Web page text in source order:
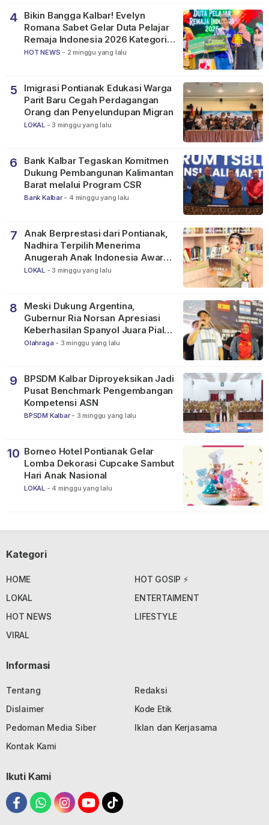
4
Bikin Bangga Kalbar! Evelyn
Romana Sabet Gelar Duta Pelajar
Remaja Indonesia 2026 Kategori
SMP
HOT NEWS - 2 minggu yang lalu
5
Imigrasi Pontianak Edukasi Warga
Parit Baru Cegah Perdagangan
Orang dan Penyelundupan Migran
LOKAL - 3 minggu yang lalu
6
Bank Kalbar Tegaskan Komitmen
Dukung Pembangunan Kalimantan
Barat melalui Program CSR
Bank Kalbar - 4 minggu yang lalu
7
Anak Berprestasi dari Pontianak,
Nadhira Terpilih Menerima
Anugerah Anak Indonesia Awards
2026
LOKAL - 3 minggu yang lalu
8
Meski Dukung Argentina,
Gubernur Ria Norsan Apresiasi
Keberhasilan Spanyol Juara Piala
Dunia FIFA 2026
Olahraga - 3 minggu yang lalu
9
BPSDM Kalbar Diproyeksikan Jadi
Pusat Benchmark Pengembangan
Kompetensi ASN
BPSDM Kalbar - 3 minggu yang lalu
10 Borneo Hotel Pontianak Gelar
Lomba Dekorasi Cupcake Sambut
Hari Anak Nasional
LOKAL - 4 minggu yang lalu
Kategori
HOME
HOT GOSIP ⚡
LOKAL
ENTERTAIMENT
HOT NEWS
LIFESTYLE
VIRAL
Informasi
Tentang
Redaksi
Dislaimer
Kode Etik
Pedoman Media Siber
Iklan dan Kerjasama
Kontak Kami
Ikuti Kami